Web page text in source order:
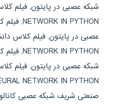
شبکه عصبی در پایتون,
NETWORK IN PYTHON
, فیلم
عصبی در پایتون,
NETWORK IN PYTHON
, فیلم
شبکه عصبی در پایتون, فیلم
NETWORK IN PYTHON
صنعتی شریف شبکه عصبی